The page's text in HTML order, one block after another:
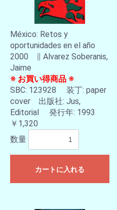
México: Retos y
oportunidades en el año
2000 ∥ Alvarez Soberanis,
Jaime
※ お買い得商品 ※
SBC: 123928 装丁: paper
cover 出版社: Jus,
Editorial 発行年: 1993
￥1,320
数量
カートに入れる